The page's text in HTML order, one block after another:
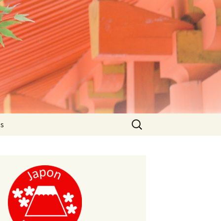
Rechercher :